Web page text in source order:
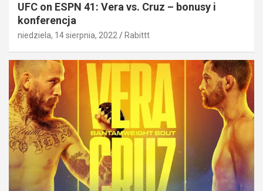
UFC on ESPN 41: Vera vs. Cruz – bonusy i
konferencja
niedziela, 14 sierpnia, 2022 Rabittt